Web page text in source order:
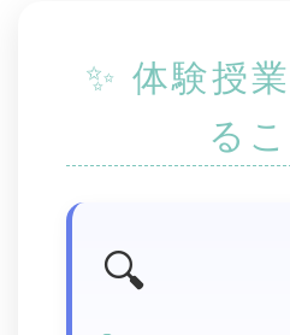
✨ 体験授
る
🔍